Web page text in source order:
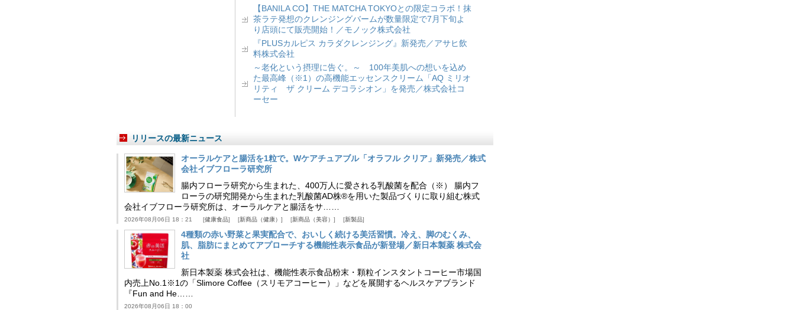
【BANILA CO】THE MATCHA TOKYOとの限定コラボ！抹
茶ラテ発想のクレンジングバームが数量限定で7月下旬よ
り店頭にて販売開始！／モノック株式会社
『PLUSカルピス カラダクレンジング』新発売／アサヒ飲
料株式会社
～老化という摂理に告ぐ。～ 100年美肌への想いを込め
た最高峰（※1）の高機能エッセンスクリーム「AQ ミリオ
リティ ザ クリーム デコラシオン」を発売／株式会社コ
ーセー
リリースの最新ニュース
オーラルケアと腸活を1粒で。Wケアチュアブル「オラフル クリア」新発売／株式
会社イブフローラ研究所
腸内フローラ研究から生まれた、400万人に愛される乳酸菌を配合（※） 腸内フ
ローラの研究開発から生まれた乳酸菌AD株®を用いた製品づくりに取り組む株式
会社イブフローラ研究所は、オーラルケアと腸活をサ……
2026年08月06日 18：21 健康食品 新商品（健康） 新商品（美容） 新製品
4種類の赤い野菜と果実配合で、おいしく続ける美活習慣。冷え、脚のむくみ、
肌、脂肪にまとめてアプローチする機能性表示食品が新登場／新日本製薬 株式会
社
新日本製薬 株式会社は、機能性表示食品粉末・顆粒インスタントコーヒー市場国
内売上No.1※1の「Slimore Coffee（スリモアコーヒー）」などを展開するヘルスケアブランド
『Fun and He……
2026年08月06日 18：00